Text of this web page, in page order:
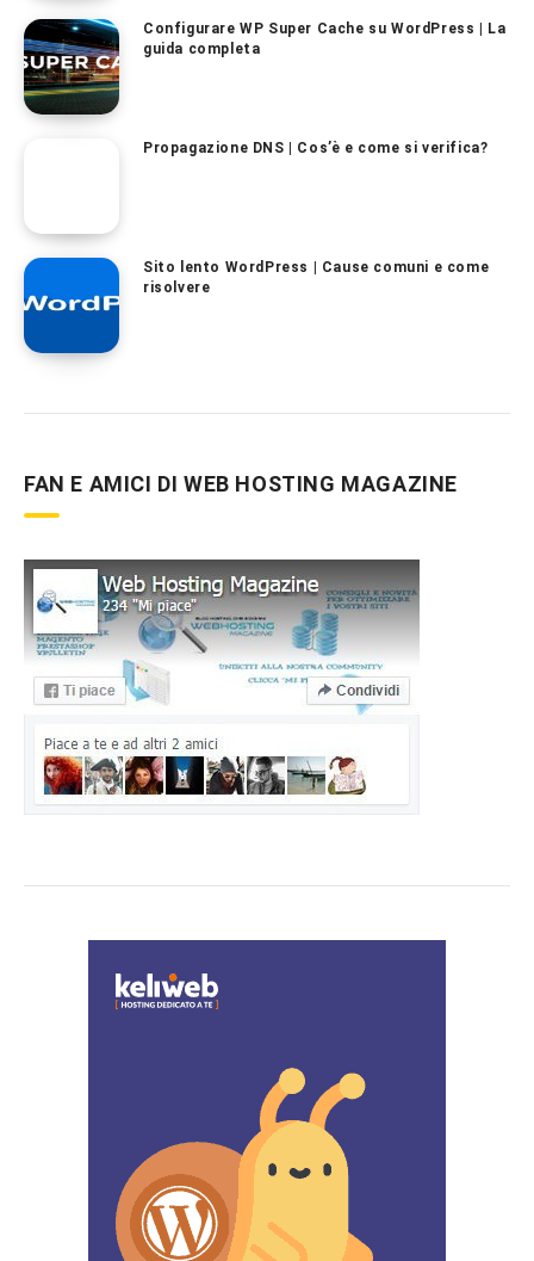
Configurare WP Super Cache su WordPress | La
guida completa
Propagazione DNS | Cos’è e come si verifica?
Sito lento WordPress | Cause comuni e come
risolvere
FAN E AMICI DI WEB HOSTING MAGAZINE